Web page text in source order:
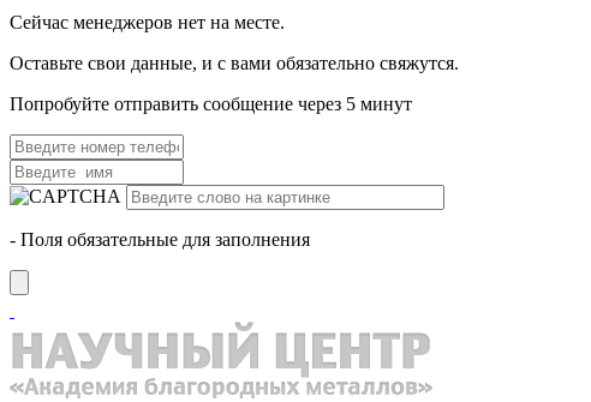
Cейчас менеджеров нет на месте.
Оставьте свои данные, и с вами обязательно свяжутся.
Попробуйте отправить сообщение через 5 минут
- Поля обязательные для заполнения